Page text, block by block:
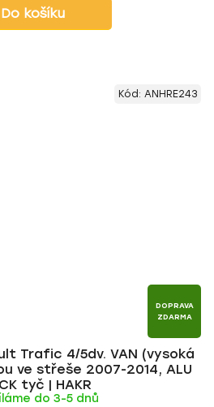
Do košíku
DOPRAVA
ZDARMA
Trafic 4/5dv. VAN (vysoká
ve střeše 2007-2014, ALU
tyč | HAKR
do 3-5 dnů
Kód: ANHRE243